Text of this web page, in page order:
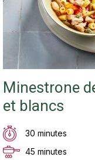
Minestrone
et blancs
30 minutes
45 minutes